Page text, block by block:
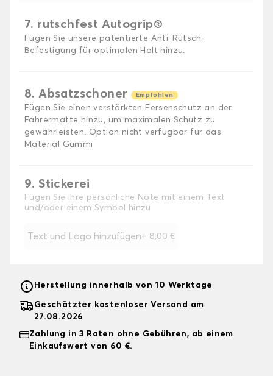
7. rutschfest Autogrip®
Fügen Sie unsere patentierte Anti-Rutsch-
Befestigung für optimalen Halt hinzu.
8. Absatzschoner Empfohlen
Fügen Sie einen verstärkten Fersenschutz an der
Fahrermatte hinzu, um maximalen Schutz zu
gewährleisten. Option nicht verfügbar für das
Material Gummi
9. Stickerei
Fügen Sie Ihre persönliche Note mit einem Text
und/oder einem Symbol hinzu
Text und Logo hinzufügen+ 8,00 €
Herstellung innerhalb von 10 Werktage
Geschätzter kostenloser Versand am
27.08.2026
Zahlung in 3 Raten ohne Gebühren, ab einem
Einkaufswert von 60 €.